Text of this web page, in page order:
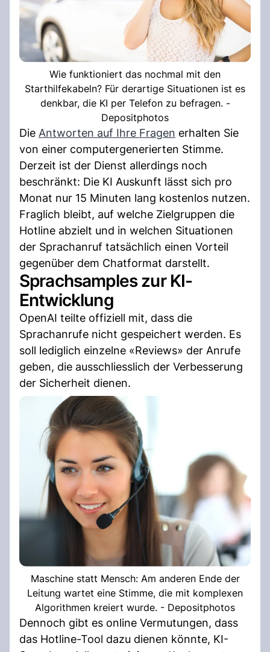
Wie funktioniert das nochmal mit den
Starthilfekabeln? Für derartige Situationen ist es
denkbar, die KI per Telefon zu befragen. -
Depositphotos
Die Antworten auf Ihre Fragen erhalten Sie
von einer computergenerierten Stimme.
Derzeit ist der Dienst allerdings noch
beschränkt: Die KI Auskunft lässt sich pro
Monat nur 15 Minuten lang kostenlos nutzen.
Fraglich bleibt, auf welche Zielgruppen die
Hotline abzielt und in welchen Situationen
der Sprachanruf tatsächlich einen Vorteil
gegenüber dem Chatformat darstellt.
Sprachsamples zur KI-
Entwicklung
OpenAI teilte offiziell mit, dass die
Sprachanrufe nicht gespeichert werden. Es
soll lediglich einzelne «Reviews» der Anrufe
geben, die ausschliesslich der Verbesserung
der Sicherheit dienen.
Maschine statt Mensch: Am anderen Ende der
Leitung wartet eine Stimme, die mit komplexen
Algorithmen kreiert wurde. - Depositphotos
Dennoch gibt es online Vermutungen, dass
das Hotline-Tool dazu dienen könnte, KI-